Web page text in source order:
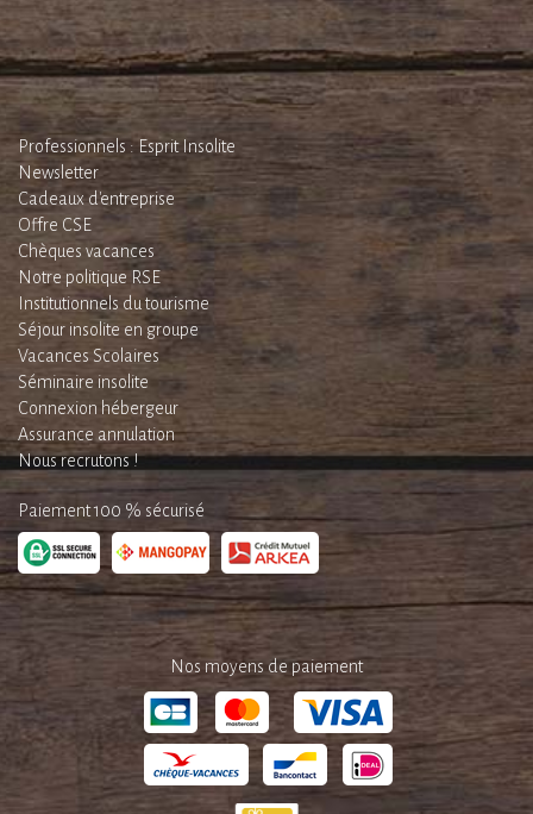
Professionnels : Esprit Insolite
Newsletter
Cadeaux d'entreprise
Offre CSE
Chèques vacances
Notre politique RSE
Institutionnels du tourisme
Séjour insolite en groupe
Vacances Scolaires
Séminaire insolite
Connexion hébergeur
Assurance annulation
Nous recrutons !
Paiement 100 % sécurisé
Nos moyens de paiement